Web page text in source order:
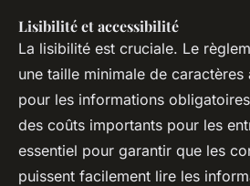
Lisibilité et accessibilité
La lisibilité est cruciale. Le
une taille minimale de caractères
pour les informations
des coûts importants pour les
essentiel pour garantir que les
puissent facilement lire les